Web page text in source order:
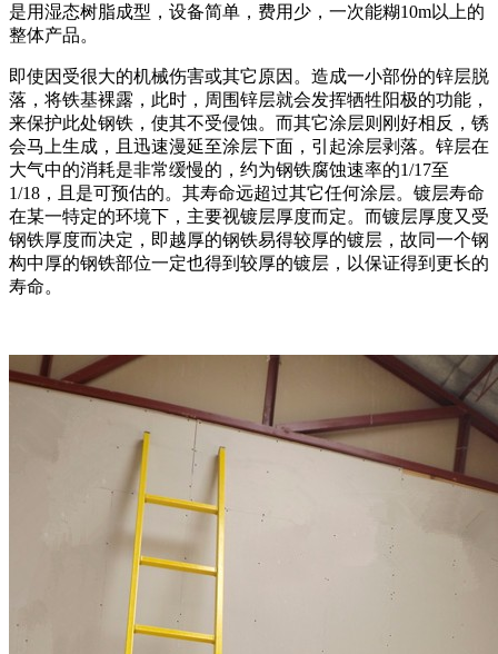
是用湿态树脂成型，设备简单，费用少，一次能糊10m以上的
整体产品。
即使因受很大的机械伤害或其它原因。造成一小部份的锌层脱
落，将铁基裸露，此时，周围锌层就会发挥牺牲阳极的功能，
来保护此处钢铁，使其不受侵蚀。而其它涂层则刚好相反，锈
会马上生成，且迅速漫延至涂层下面，引起涂层剥落。锌层在
大气中的消耗是非常缓慢的，约为钢铁腐蚀速率的1/17至
1/18，且是可预估的。其寿命远超过其它任何涂层。镀层寿命
在某一特定的环境下，主要视镀层厚度而定。而镀层厚度又受
钢铁厚度而决定，即越厚的钢铁易得较厚的镀层，故同一个钢
构中厚的钢铁部位一定也得到较厚的镀层，以保证得到更长的
寿命。